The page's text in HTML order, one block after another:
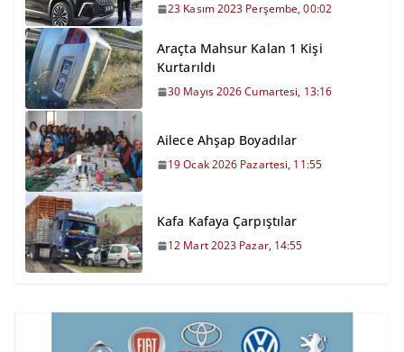
23 Kasım 2023 Perşembe, 00:02
Araçta Mahsur Kalan 1 Kişi
Kurtarıldı
30 Mayıs 2026 Cumartesi, 13:16
Ailece Ahşap Boyadılar
19 Ocak 2026 Pazartesi, 11:55
Kafa Kafaya Çarpıştılar
12 Mart 2023 Pazar, 14:55